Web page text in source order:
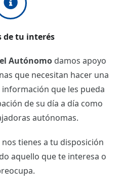
de tu interés
Autónomodamos apoyo
que necesitan hacer una
que les pueda
de su día a día como
autónomas.
tienes a tu disposición
aquello que te interesa o